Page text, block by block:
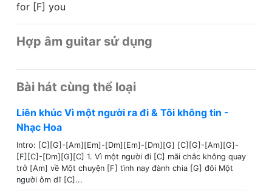
for [F] you
Hợp âm guitar sử dụng
Bài hát cùng thể loại
Liên khúc Vì một người ra đi & Tôi không tin -
Nhạc Hoa
Intro: [C][G]-[Am][Em]-[Dm][Em]-[Dm][G] [C][G]-[Am][G]-
[F][C]-[Dm][G][C] 1. Vì một người đi [C] mãi chắc không quay
trở [Am] về Một chuyện [F] tình nay đành chia [G] đôi Một
người ôm dĩ [C]...